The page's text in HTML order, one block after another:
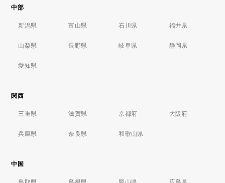
中部
新潟県 富山県 石川県 福井県
山梨県 長野県 岐阜県 静岡県
愛知県
関西
三重県 滋賀県 京都府 大阪府
兵庫県 奈良県 和歌山県
中国